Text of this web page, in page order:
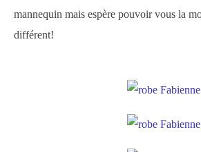
mannequin mais espère pouvoir vous la
différent!